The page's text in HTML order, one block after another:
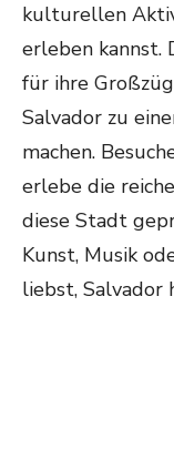
kulturellen
erleben kannst.
für ihre
Salvador zu
machen.
erlebe die
diese Stadt
Kunst, Musik
liebst, Salvador